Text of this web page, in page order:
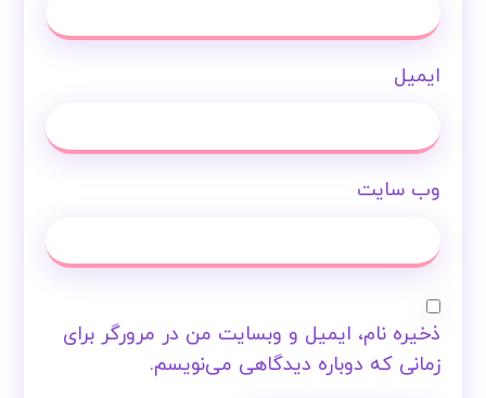
ایمیل
وب‌ سایت
ذخیره نام، ایمیل و وبسایت من در مرورگر برای
زمانی که دوباره دیدگاهی می‌نویسم.